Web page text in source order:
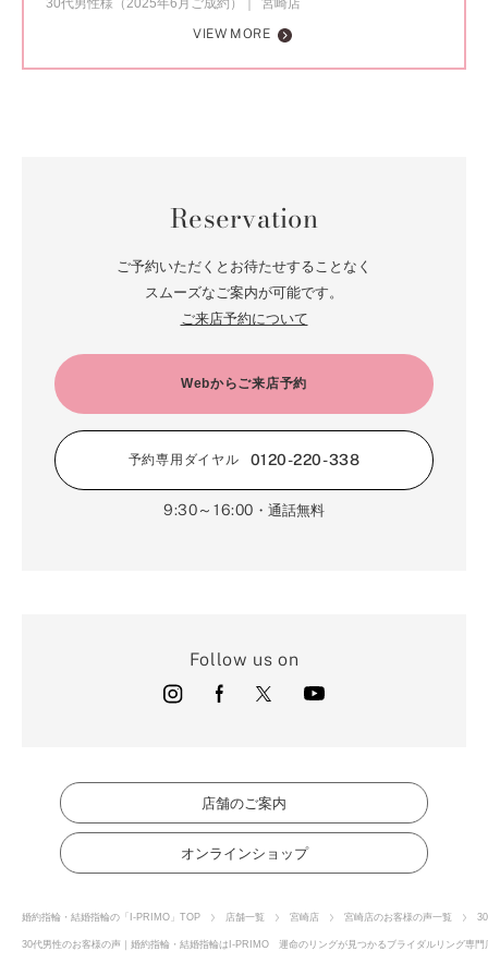
30代男性様（2025年6月ご成約）
宮崎店
VIEW MORE
Reservation
ご予約いただくとお待たせすることなく
スムーズなご案内が可能です。
ご来店予約について
Webからご来店予約
予約専用ダイヤル 0120-220-338
9:30～16:00 ・通話無料
Follow us on
店舗のご案内
オンラインショップ
婚約指輪・結婚指輪の「I-PRIMO」TOP 店舗一覧 宮崎店 宮崎店のお客様の声一覧
30代男性のお客様の声｜婚約指輪・結婚指輪はI-PRIMO 運命のリングが見つかるブライダルリング専